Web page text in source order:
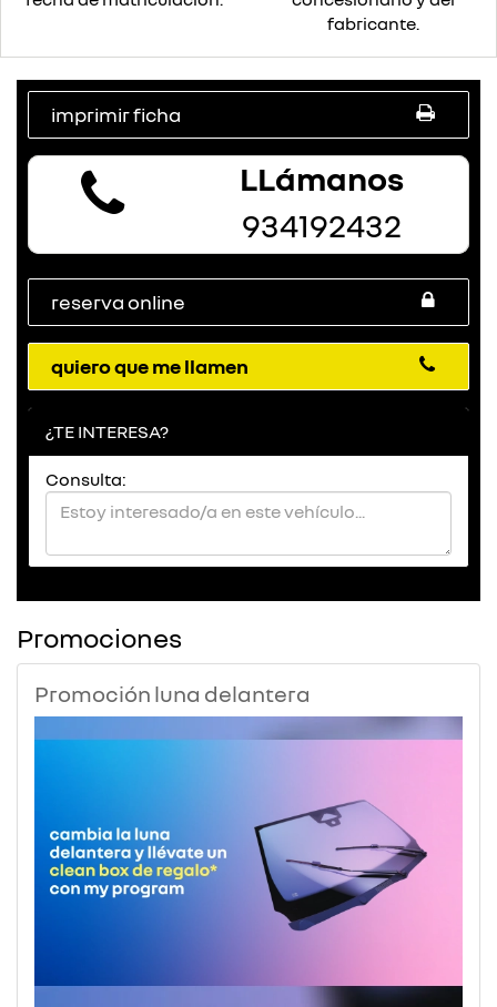
fabricante.
imprimir ficha
LLámanos
934192432
reserva online
quiero que me llamen
¿TE INTERESA?
Consulta:
Promociones
Promoción luna delantera